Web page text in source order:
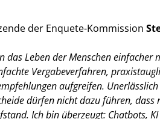
der Enquete-Kommission
das Leben der Menschen einfacher
Vergabeverfahren,
aufgreifen.
dürfen nicht dazu führen,
Ich bin überzeugt: Chatbots,